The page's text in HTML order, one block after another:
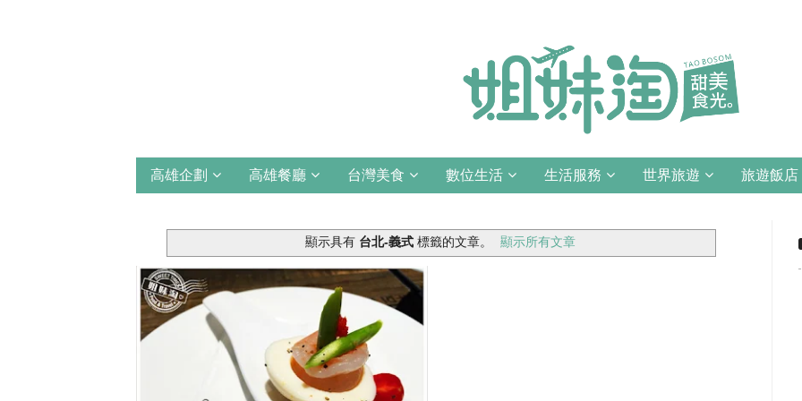
高雄企劃 高雄餐廳 台灣美食 數位生活 生活服務 世界旅遊 旅遊飯店
顯示具有 台北-義式標籤的文章。 顯示所有文章